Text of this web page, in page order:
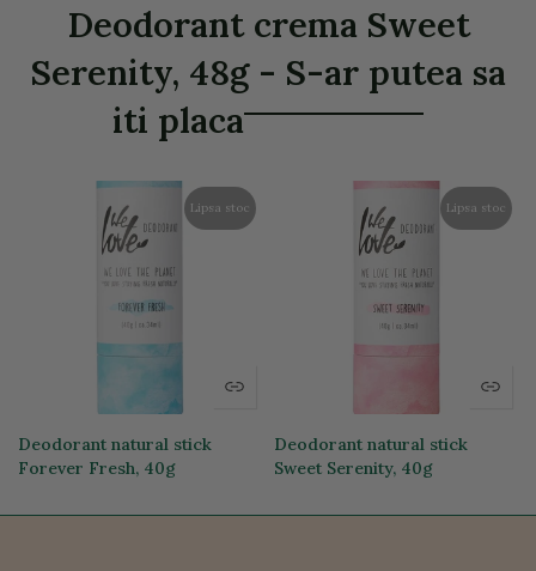
Deodorant crema Sweet
Serenity, 48g - S-ar putea sa
iti placa
Lipsa stoc
Deodorant natural stick
Forever Fresh, 40g
Lipsa stoc
Deodorant natural stick
Sweet Serenity, 40g